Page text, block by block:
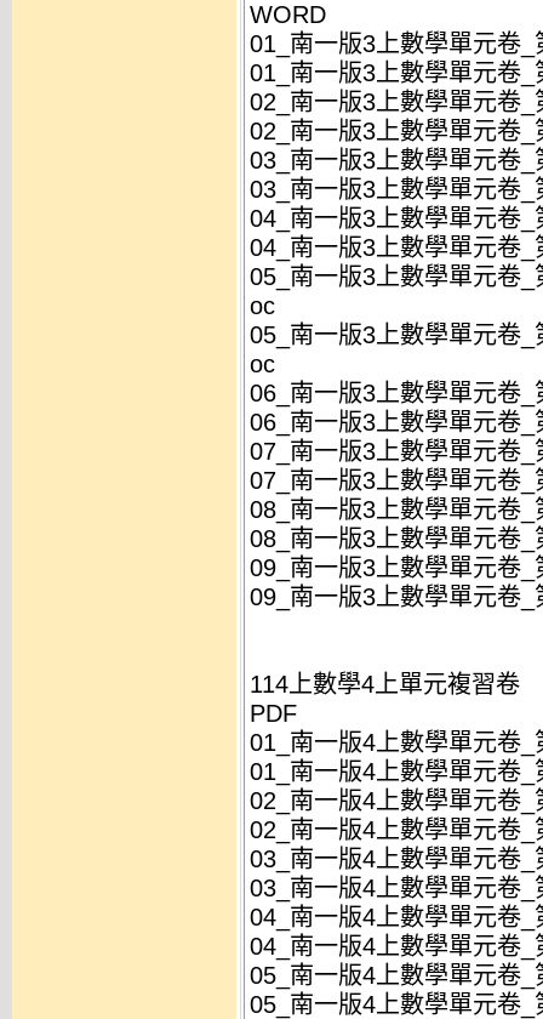
WORD
01_南一版3上數學單元卷
01_南一版3上數學單元卷
02_南一版3上數學單元卷
02_南一版3上數學單元卷
03_南一版3上數學單元卷
03_南一版3上數學單元卷
04_南一版3上數學單元卷
04_南一版3上數學單元卷
05_南一版3上數學單元卷
oc
05_南一版3上數學單元卷
oc
06_南一版3上數學單元卷
06_南一版3上數學單元卷
07_南一版3上數學單元卷
07_南一版3上數學單元卷
08_南一版3上數學單元卷
08_南一版3上數學單元卷
09_南一版3上數學單元卷
09_南一版3上數學單元卷
114上數學4上單元複習卷
PDF
01_南一版4上數學單元卷
01_南一版4上數學單元卷
02_南一版4上數學單元卷
02_南一版4上數學單元卷
03_南一版4上數學單元卷
03_南一版4上數學單元卷
04_南一版4上數學單元卷
04_南一版4上數學單元卷
05_南一版4上數學單元卷
05_南一版4上數學單元卷